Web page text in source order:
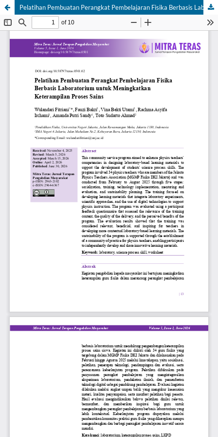
Pelatihan Pembuatan Perangkat Pembelajaran Fisika Berbasis Laboratorium untuk Meningkatkan Keterampilan Proses Sains